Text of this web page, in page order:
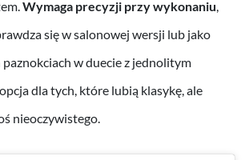
Wymaga precyzji przy wykonaniu
się w salonowej wersji lub jako
w duecie z jednolitym
dla tych, które lubią klasykę, ale
nieoczywistego.